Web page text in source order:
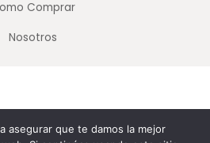
Comprar
Nosotros
asegurar que te damos la mejor